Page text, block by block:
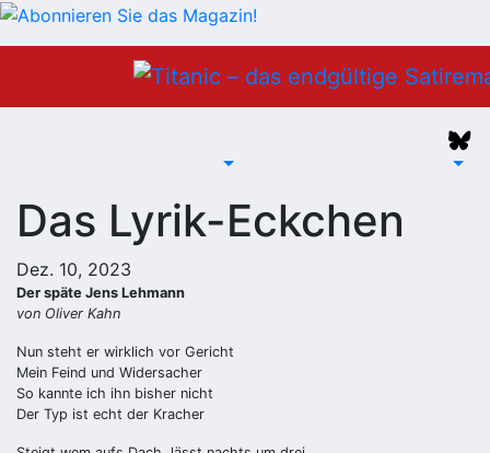
Das Lyrik-Eckchen
Dez. 10, 2023
Der späte Jens Lehmann
von Oliver Kahn
Nun steht er wirklich vor Gericht
Mein Feind und Widersacher
So kannte ich ihn bisher nicht
Der Typ ist echt der Kracher